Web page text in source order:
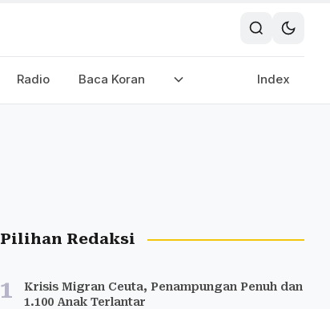
Radio Baca Koran Index
Pilihan Redaksi
1
Krisis Migran Ceuta, Penampungan Penuh dan
1.100 Anak Terlantar